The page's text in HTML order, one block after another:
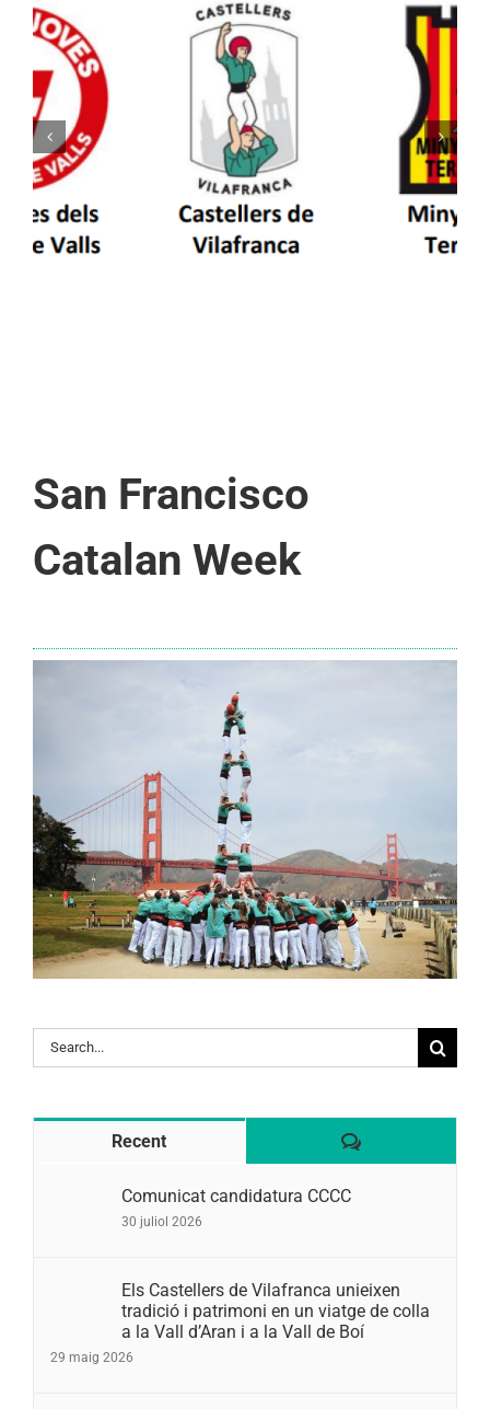
Els Castellers de Vilafranca unieixen tradició i
patrimoni en un viatge de colla a la Vall
d’Aran i a la Vall de Boí
San Francisco
Catalan Week
Search
for:
Recent Comentaris
Comunicat candidatura CCCC
30 juliol 2026
Els Castellers de Vilafranca unieixen
tradició i patrimoni en un viatge de colla
a la Vall d’Aran i a la Vall de Boí
29 maig 2026